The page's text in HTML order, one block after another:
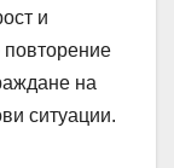
и
на
ситуации.